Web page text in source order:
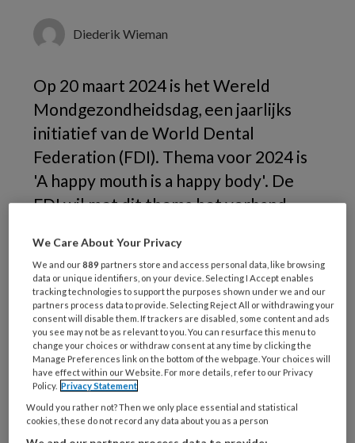
Diederik Wieman
Op 20 maart 2024 is het Wereld
Mondgezondheidsdag, een jaarlijks
initiatief van de World Dental
Federation (FDI). Thema voor 2024 is
'A happy mouth is a happy body'. De
FDI wil met dit thema het verband
en algemene gezondheid.
We Care About Your Privacy
We and our889 partners store and access personal data, like browsing
data or unique identifiers, on your device. Selecting I Accept enables
tracking technologies to support the purposes shown under we and our
partners process data to provide. Selecting Reject All or withdrawing your
consent will disable them. If trackers are disabled, some content and ads
you see may not be as relevant to you. You can resurface this menu to
change your choices or withdraw consent at any time by clicking the
Manage Preferences link on the bottom of the webpage. Your choices will
have effect within our Website. For more details, refer to our Privacy
Policy. Privacy Statement
Would you rather not? Then we only place essential and statistical
cookies, these do not record any data about you as a person